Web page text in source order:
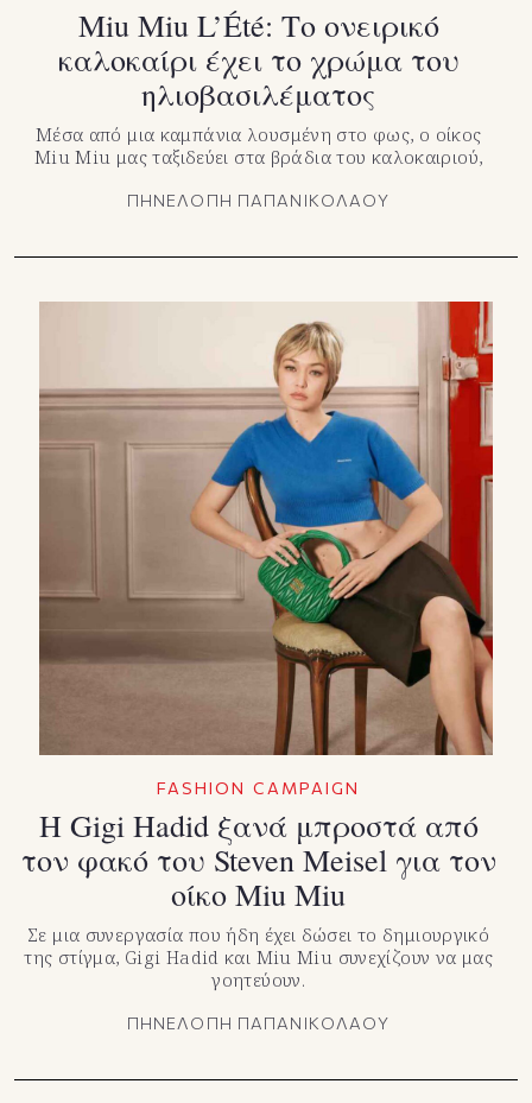
Miu Miu L’Été: Το ονειρικό
καλοκαίρι έχει το χρώμα του
ηλιοβασιλέματος
Μέσα από μια καμπάνια λουσμένη στο φως, ο οίκος
Miu Miu μας ταξιδεύει στα βράδια του καλοκαιριού,
ΠΗΝΕΛΟΠΗ ΠΑΠΑΝΙΚΟΛΑΟΥ
FASHION CAMPAIGN
Η Gigi Hadid ξανά μπροστά από
τον φακό του Steven Meisel για τον
οίκο Miu Miu
Σε μια συνεργασία που ήδη έχει δώσει το δημιουργικό
της στίγμα, Gigi Hadid και Miu Miu συνεχίζουν να μας
γοητεύουν.
ΠΗΝΕΛΟΠΗ ΠΑΠΑΝΙΚΟΛΑΟΥ